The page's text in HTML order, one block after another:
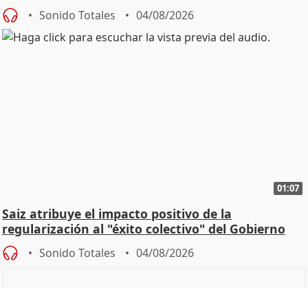
Sonido Totales 04/08/2026
01:07
Saiz atribuye el impacto positivo de la
regularización al "éxito colectivo" del Gobierno
Sonido Totales 04/08/2026